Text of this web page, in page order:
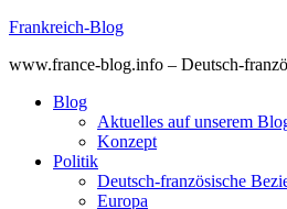
Skip
content
Frankreich-Blog
www.france-blog.info – Deutsch-
Blog
Aktuelles auf unserem
Konzept
Politik
Deutsch-französische
Europa